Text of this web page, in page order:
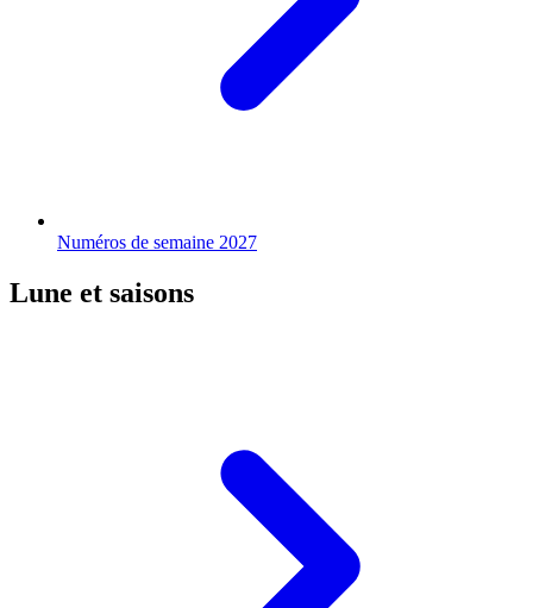
Numéros de semaine 2027
Lune et saisons